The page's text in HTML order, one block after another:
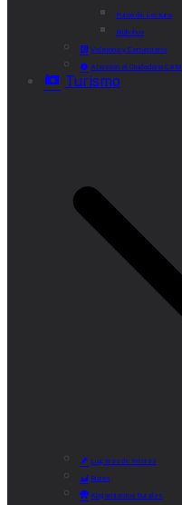
Punto de Lectura
Bibliobús
Velatorio y Cementerio
Atención al Ciudadano CAM
Turismo
Lugares de Interés
Rutas
Alojamientos Rurales